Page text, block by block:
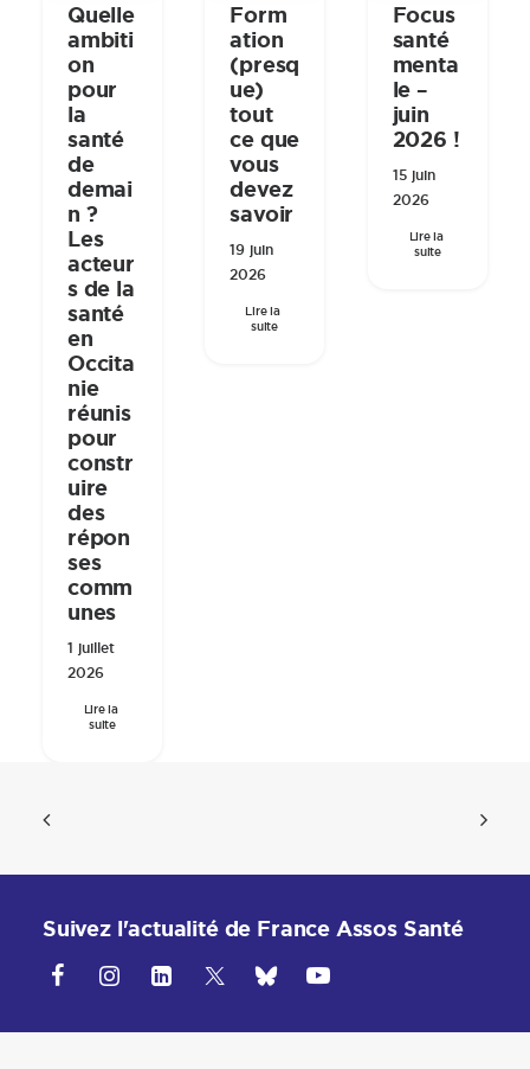
Quelle
ambiti
on
pour
la
santé
de
demai
n ?
Les
acteur
s de la
santé
en
Occita
nie
réunis
pour
constr
uire
des
répon
ses
comm
unes
1 juillet
2026
Lire la
suite
Form
ation
(presq
ue)
tout
ce que
vous
devez
savoir
19 juin
2026
Lire la
suite
Focus
santé
menta
le –
juin
2026 !
15 juin
2026
Lire la
suite
Suivez l'actualité de France Assos Santé